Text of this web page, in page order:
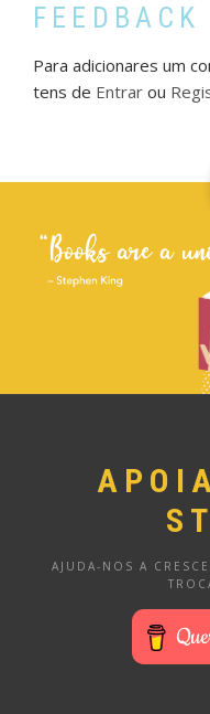
FEEDBACK
Para adicionares um
tens de Entrar ou
AJUDA-NOS A